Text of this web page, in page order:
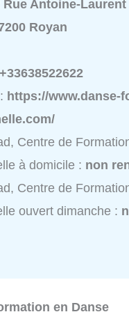
Rue Antoine-Laurent
Royan
+33638522622
https://www.danse-
Centre de
à domicile : non
Centre de
ouvert dimanche :
en Danse